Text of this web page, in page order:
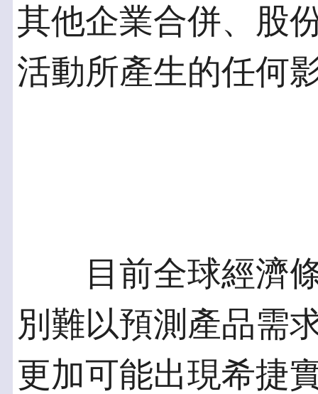
其他企業合併、股
活動所產生的任何
目前全球經濟條
別難以預測產品需
更加可能出現希捷